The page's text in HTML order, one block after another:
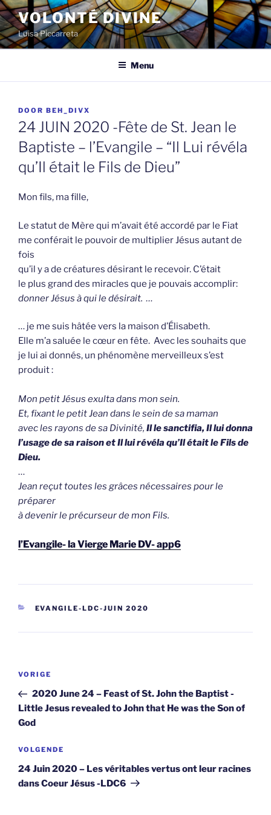
Spring
naar
de
inhoud
VOLONTÉ DIVINE
Luisa Piccarreta
Menu
GEPLAATST
OP
DOOR BEH_DIVX
24 JUIN 2020 -Fête de St. Jean le
Baptiste – l’Evangile – “Il Lui révéla
qu’Il était le Fils de Dieu”
Mon fils, ma fille,
Le statut de Mère qui m’avait été accordé par le Fiat
me conférait le pouvoir de multiplier Jésus autant de
fois
qu’il y a de créatures désirant le recevoir. C’était
le plus grand des miracles que je pouvais accomplir:
donner Jésus à qui le désirait. …
… je me suis hâtée vers la maison d’Élisabeth.
Elle m’a saluée le cœur en fête. Avec les souhaits que
je lui ai donnés, un phénomène merveilleux s’est
produit :
Mon petit Jésus exulta dans mon sein.
Et, fixant le petit Jean dans le sein de sa maman
avec les rayons de sa Divinité, Il le sanctifia, Il lui donna
l’usage de sa raison et Il lui révéla qu’Il était le Fils de
Dieu.
…
Jean reçut toutes les grâces nécessaires pour le
préparer
à devenir le précurseur de mon Fils.
l’Evangile- la Vierge Marie DV- app6
CATEGORIEËN
EVANGILE-LDC-JUIN 2020
Berichtnavigatie
Vorig
bericht
VORIGE
2020 June 24 – Feast of St. John the Baptist -
Little Jesus revealed to John that He was the Son of
God
Volgend
bericht
VOLGENDE
24 Juin 2020 – Les véritables vertus ont leur racines
dans Coeur Jésus -LDC6